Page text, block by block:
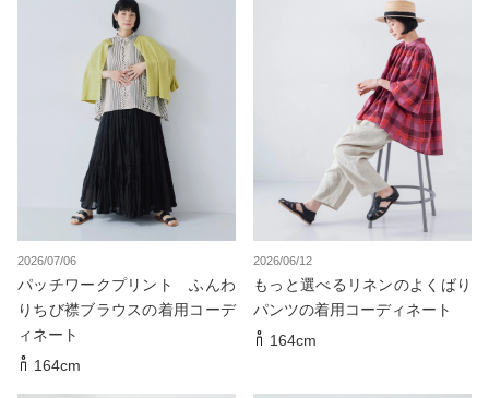
2026/07/06
パッチワークプリント ふんわ
りちび襟ブラウスの着用コーデ
ィネート
164cm
2026/06/12
もっと選べるリネンのよくばり
パンツの着用コーディネート
164cm